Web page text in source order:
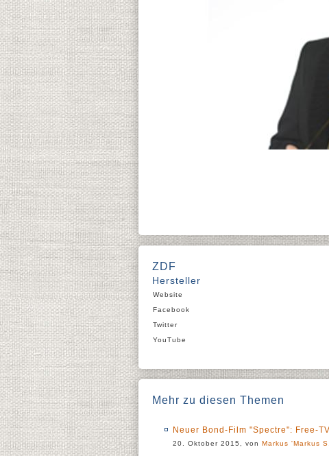
ZDF
Hersteller
Website
Facebook
Twitter
YouTube
Mehr zu diesen Themen
Neuer Bond-Film "Spectre": Free-
20. Oktober 2015, von Markus 'Markus